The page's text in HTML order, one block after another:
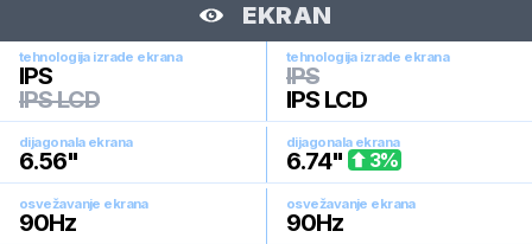
EKRAN
tehnologija izrade ekrana
IPS
IPS LCD
tehnologija izrade ekrana
IPS
IPS LCD
dijagonala ekrana
6.56"
dijagonala ekrana
6.74" 3%
osvežavanje ekrana
90Hz
osvežavanje ekrana
90Hz